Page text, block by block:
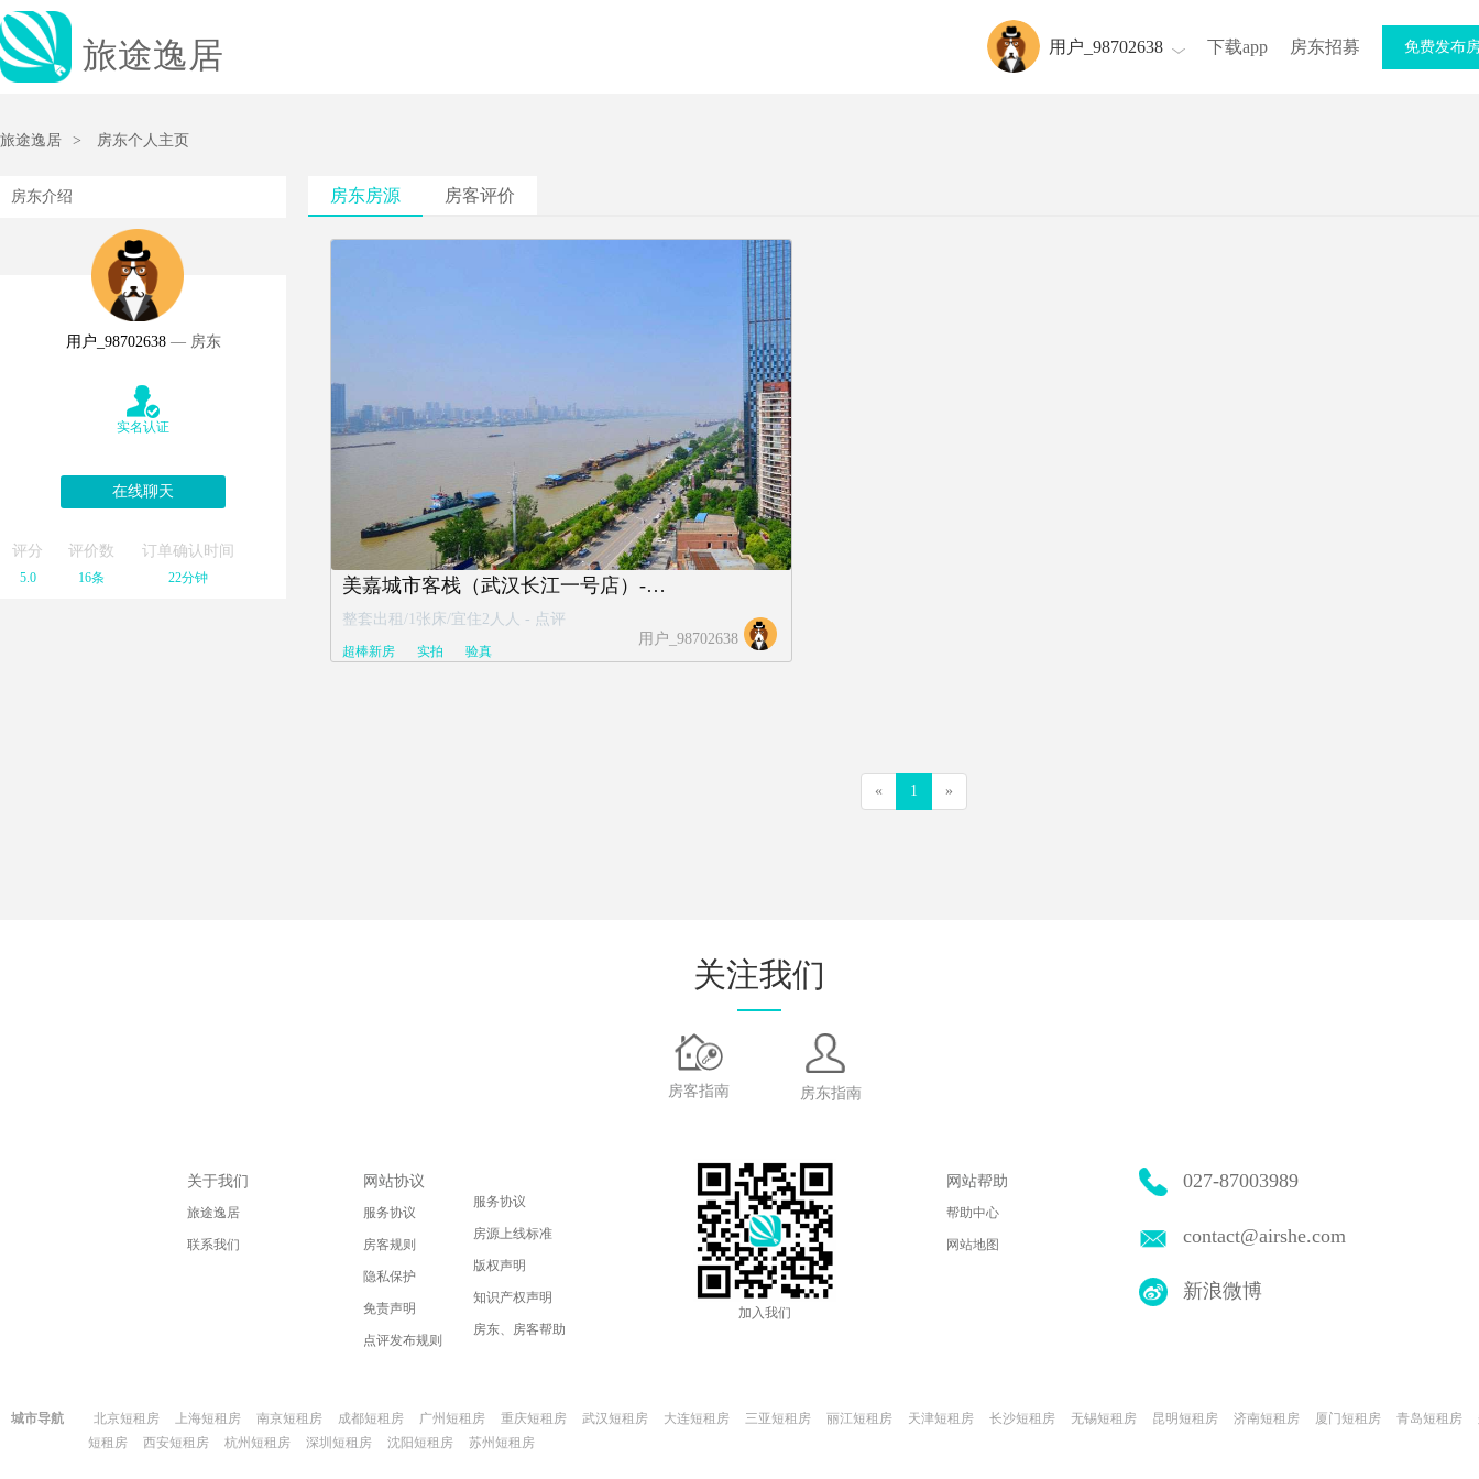
旅途逸居 用户_98702638 下载app 房东招募 免费发布
旅途逸居 > 房东个人主页
房东介绍
用户_98702638— 房东
实名认证
在线聊天
评分
5.0
评价数
16条
订单确认时间
22分钟
房东房源 房客评价
美嘉城市客栈（武汉长江一号店）-江鳞
整套出租/1张床/宜住2人人 - 点评
超棒新房 实拍 验真
用户_98702638
« 1 »
关注我们
房客指南 房东指南
关于我们
旅途逸居
联系我们
网站协议
服务协议
房客规则
隐私保护
免责声明
点评发布规则
服务协议
房源上线标准
版权声明
知识产权声明
房东、房客帮助
加入我们
网站帮助
帮助中心
网站地图
027-87003989
contact@airshe.com
新浪微博
城市导航 北京短租房 上海短租房 南京短租房 成都短租房 广州短租房 重庆短租房 武汉短租房 大连短租房 三亚短租房 丽江短租房 天津短租房 长沙短租房 无锡短租房 昆明短租房 济南短租房 厦门短租房 青岛短租房
短租房
西安短租房 杭州短租房 深圳短租房 沈阳短租房 苏州短租房